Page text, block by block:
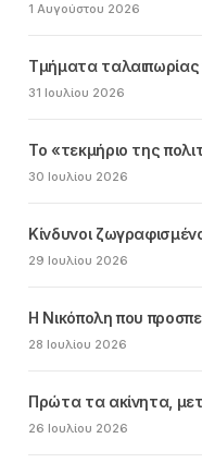
1 Αυγούστου 2026
Τμήματα
31 Ιουλίου 2026
Το «τεκμήριο της
30 Ιουλίου 2026
Κίνδυνοι
29 Ιουλίου 2026
Η Νικόπολη που
28 Ιουλίου 2026
Πρώτα τα ακίνητα,
26 Ιουλίου 2026